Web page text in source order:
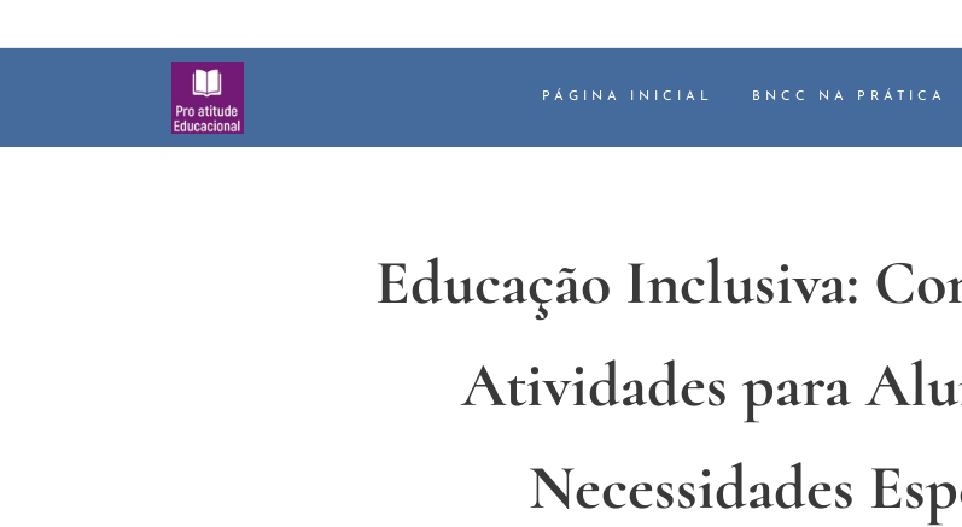
PÁGINA INICIAL BNCC NA PRÁTICA
Educação Inclusiva:
Atividades para
Necessidades